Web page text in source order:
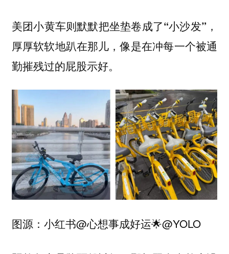
美团小黄车则默默把坐垫卷成了“小沙发” ，
厚厚软软地趴在那儿，像是在冲每一个被通
勤摧残过的屁股示好。
图源：小红书@心想事成好运🌟@YOLO